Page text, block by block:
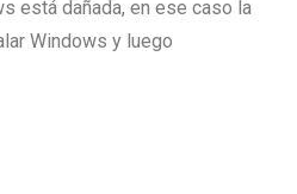
está dañada, en ese caso la
Windows y luego